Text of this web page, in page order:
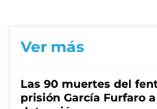
Ver más
Las 90 muertes del
prisión García Furfaro